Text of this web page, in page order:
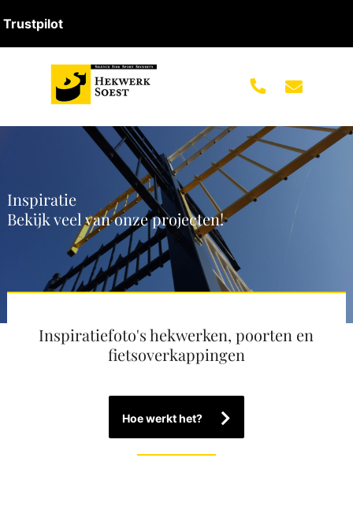
Trustpilot
Inspiratie
Bekijk veel van onze projecten!
Inspiratiefoto's hekwerken, poorten en
fietsoverkappingen
Hoe werkt het?